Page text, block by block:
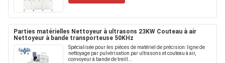
Parties matérielles Nettoyeur à ultrasons 23KW Couteau à air
Nettoyeur à bande transporteuse 50KHz
Spécialisée pour les pièces de matériel de précision: ligne de
nettoyage par pulvérisation par ultrasons et couteau à air,
convoyeur à bande de treill...